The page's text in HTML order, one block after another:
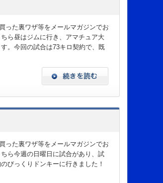
った裏ワザ等をメールマガジンでお
ら昼はジムに行き、アマチュア大
。今回の試合は73キロ契約で、既
った裏ワザ等をメールマガジンでお
ら今週の日曜日に試合があり、試
びっくりドンキーに行きました！